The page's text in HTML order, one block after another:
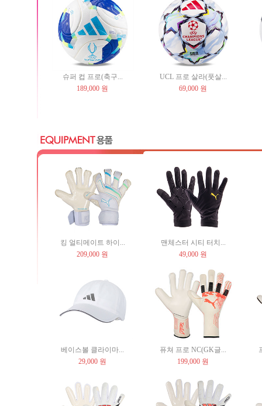
슈퍼 컵 프로(축구...
189,000 원
UCL 프로 살라(풋살...
69,000 원
킹 얼티메이트 하이...
209,000 원
맨체스터 시티 터치...
49,000 원
베이스볼 클라이마...
29,000 원
퓨쳐 프로 NC(GK글...
199,000 원